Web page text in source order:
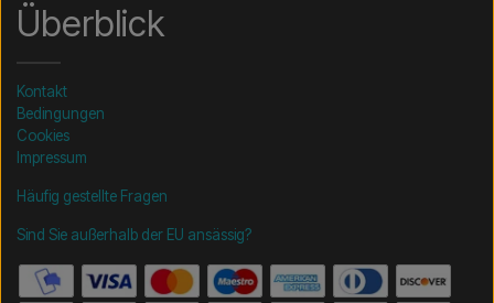
Überblick
Kontakt
Bedingungen
Cookies
Impressum
Häufig gestellte Fragen
Sind Sie außerhalb der EU ansässig?